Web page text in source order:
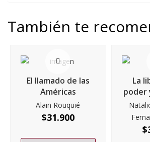
También te
El llamado de las
Américas
Alain Rouquié
$31.900
La
poder
$